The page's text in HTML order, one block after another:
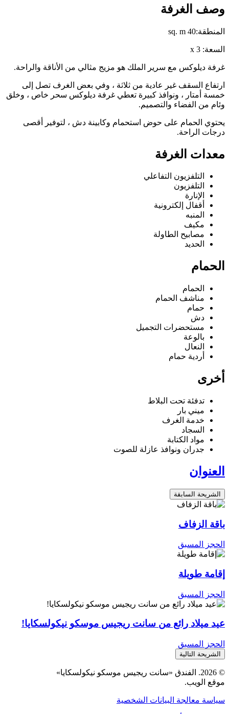
وصف الغرفة
المنطقة:40
sq. m
السعة: x 3
غرفة ديلوكس مع سرير الملك هو مزيج مثالي من الأناقة والراحة.
ارتفاع السقف غير عادية من ثلاثة ، وفي بعض الغرف تصل إلى
خمسة أمتار ، ونوافذ كبيرة تعطي غرفة ديلوكس سحر خاص ، وخلق
وئام من الفضاء والتصميم.
يحتوي الحمام على حوض استحمام وكابينة دش ، لتوفير أقصى
درجات الراحة.
معدات الغرفة
التلفزيون التفاعلي
التلفزيون
الإنارة
أقفال إلكترونية
المنبه
مكيف
مصابيح الطاولة
الحديد
الحمام
الحمام
مناشف الحمام
حمام
دش
مستحضرات التجميل
بالوعة
النعال
أردية حمام
أخرى
تدفئة تحت البلاط
ميني بار
خدمة الغرف
السجاد
مواد الكتابة
جدران ونوافذ عازلة للصوت
العنوان
الشريحة السابقة
باقة الزفاف
الحجز المسبق
إقامة طويلة
الحجز المسبق
عيد ميلاد رائع من سانت ريجيس موسكو نيكولسكايا!
الحجز المسبق
الشريحة التالية
© 2026. الفندق «سانت ريجيس موسكو نيكولسكايا»
موقع الويب.
سياسة معالجة البيانات الشخصية